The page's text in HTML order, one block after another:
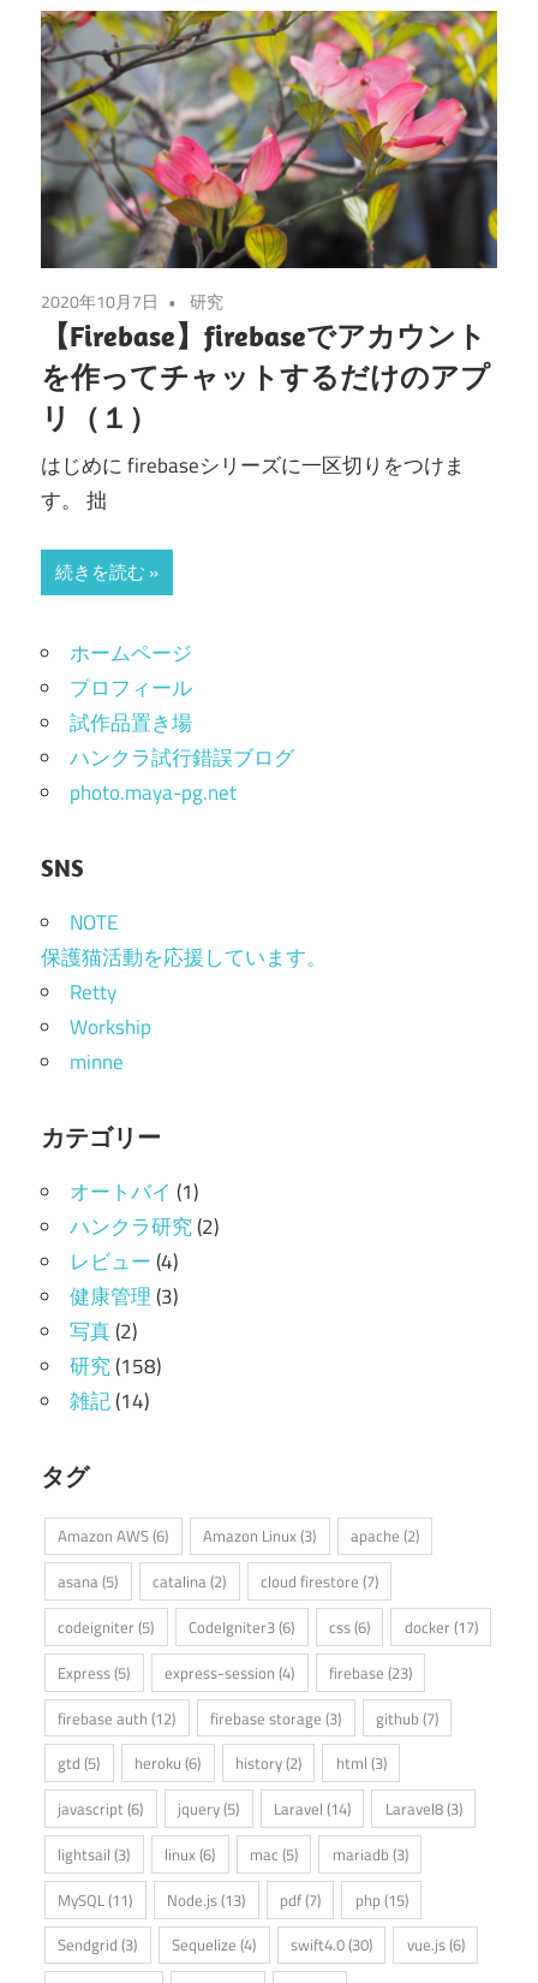
2020年10月7日 研究
【Firebase】firebaseでアカウント
を作ってチャットするだけのアプ
リ（１）
はじめに firebaseシリーズに一区切りをつけま
す。 拙
続きを読む
ホームページ
プロフィール
試作品置き場
ハンクラ試行錯誤ブログ
photo.maya-pg.net
SNS
NOTE
保護猫活動を応援しています。
Retty
Workship
minne
カテゴリー
オートバイ (1)
ハンクラ研究(2)
レビュー(4)
健康管理(3)
写真(2)
研究(158)
雑記(14)
タグ
Amazon AWS(6) Amazon Linux(3) apache (2)
asana (5) catalina (2) cloud firestore (7)
codeigniter (5) CodeIgniter3(6) css(6) docker (17)
Express(5) express-session (4) firebase (23)
firebase auth (12) firebase storage (3) github (7)
gtd (5) heroku (6) history(2) html (3)
javascript(6) jquery(5) Laravel (14) Laravel8(3)
lightsail (3) linux(6) mac (5) mariadb (3)
MySQL(11) Node.js(13) pdf(7) php(15)
Sendgrid (3) Sequelize (4) swift4.0(30) vue.js(6)